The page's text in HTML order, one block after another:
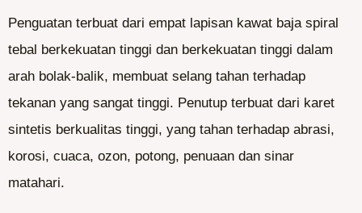
Penguatan terbuat dari empat lapisan kawat baja spiral
tebal berkekuatan tinggi dan berkekuatan tinggi dalam
arah bolak-balik, membuat selang tahan terhadap
tekanan yang sangat tinggi. Penutup terbuat dari karet
sintetis berkualitas tinggi, yang tahan terhadap abrasi,
korosi, cuaca, ozon, potong, penuaan dan sinar
matahari.